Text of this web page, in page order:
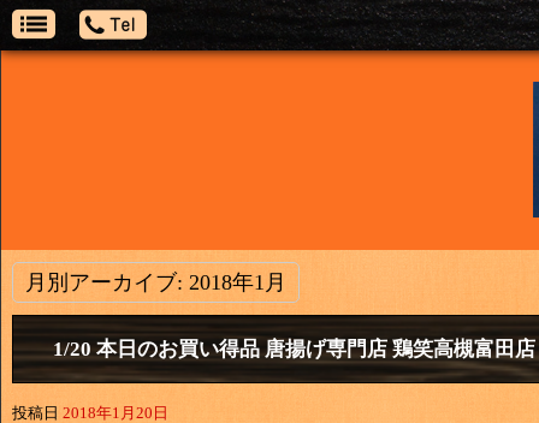
月別アーカイブ: 2018年1月
1/20 本日のお買い得品 唐揚げ専門店 鶏笑高槻富田
投稿日 2018年1月20日